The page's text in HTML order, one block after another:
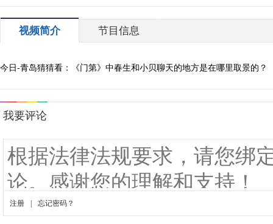
视频简介 节目信息
今日-青岛猜猜看：《门第》中春生和小贝聊天的地方是在哪里取景的？